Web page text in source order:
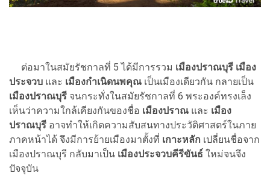
ต่อมาในสมัยรัชกาลที่ 5 ได้มีการรวม เมืองปราณบุรี เมือง
ประจวบ และ เมืองกำเนิดนพคุณ เป็นเมืองเดียวกัน กลายเป็น
เมืองปราณบุรี จนกระทั่งในสมัยรัชกาลที่ 6 พระองค์ทรงเล็ง
เห็นว่าความใกล้เคียงกันของชื่อ เมืองปราณ และ เมือง
ปราณบุรี อาจทำให้เกิดความสับสนทางประวัติศาสตร์ในภาย
ภาคหน้าได้ จึงมีการย้ายเมืองมาตั้งที่ เกาะหลัก เปลี่ยนชื่อจาก
เมืองปราณบุรี กลับมาเป็น เมืองประจวบคีรีขันธ์ ใหม่จนจึง
ปัจจุบัน